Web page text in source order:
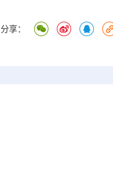
分享：